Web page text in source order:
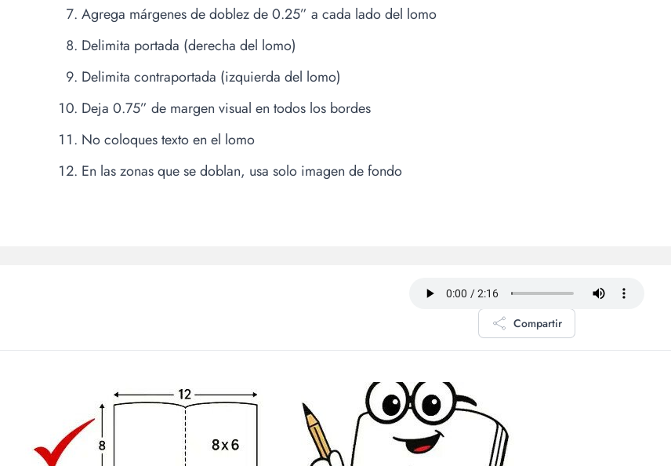
Agrega márgenes de doblez de 0.25” a cada lado del lomo
Delimita portada (derecha del lomo)
Delimita contraportada (izquierda del lomo)
Deja 0.75” de margen visual en todos los bordes
No coloques texto en el lomo
En las zonas que se doblan, usa solo imagen de fondo
Compartir